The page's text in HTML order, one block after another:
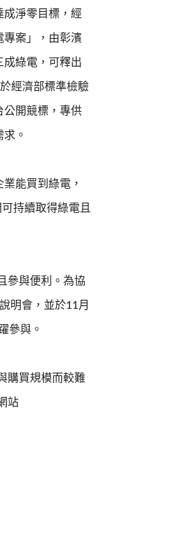
成淨零目標，經
專案」，由彰濱
成綠電，可釋出
經濟部標準檢驗
公開競標，專供
。
能買到綠電，
持續取得綠電且
參與便利。為協
明會，並於11月
參與。
購買規模而較難
站